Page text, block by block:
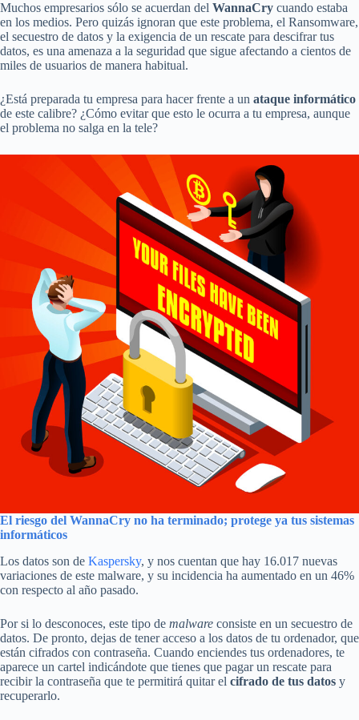
Muchos empresarios sólo se acuerdan del WannaCry cuando estaba
en los medios. Pero quizás ignoran que este problema, el Ransomware,
el secuestro de datos y la exigencia de un rescate para descifrar tus
datos, es una amenaza a la seguridad que sigue afectando a cientos de
miles de usuarios de manera habitual.
¿Está preparada tu empresa para hacer frente a un ataque informático
de este calibre? ¿Cómo evitar que esto le ocurra a tu empresa, aunque
el problema no salga en la tele?
El riesgo del WannaCry no ha terminado; protege ya tus sistemas
informáticos
Los datos son de Kaspersky, y nos cuentan que hay 16.017 nuevas
variaciones de este malware, y su incidencia ha aumentado en un 46%
con respecto al año pasado.
Por si lo desconoces, este tipo de malware consiste en un secuestro de
datos. De pronto, dejas de tener acceso a los datos de tu ordenador, que
están cifrados con contraseña. Cuando enciendes tus ordenadores, te
aparece un cartel indicándote que tienes que pagar un rescate para
recibir la contraseña que te permitirá quitar el cifrado de tus datos y
recuperarlo.